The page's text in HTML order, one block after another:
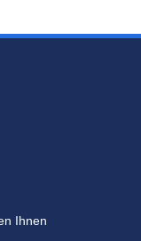
Ihnen